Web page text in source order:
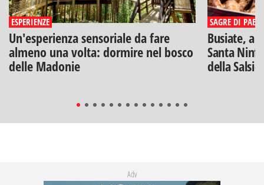
ESPERIENZE
Un'esperienza sensoriale da fare
almeno una volta: dormire nel bosco
delle Madonie
SAGRE DI PAESE
Busiate,
Santa
della
Adv